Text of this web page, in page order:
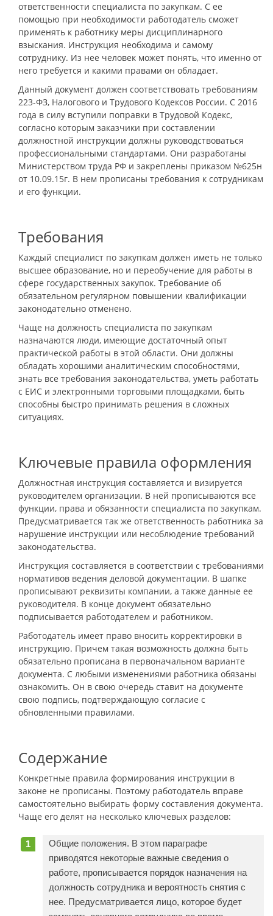
ответственности специалиста по закупкам. С ее
помощью при необходимости работодатель сможет
применять к работнику меры дисциплинарного
взыскания. Инструкция необходима и самому
сотруднику. Из нее человек может понять, что именно от
него требуется и какими правами он обладает.
Данный документ должен соответствовать требованиям
223-ФЗ, Налогового и Трудового Кодексов России. С 2016
года в силу вступили поправки в Трудовой Кодекс,
согласно которым заказчики при составлении
должностной инструкции должны руководствоваться
профессиональными стандартами. Они разработаны
Министерством труда РФ и закреплены приказом №625н
от 10.09.15г. В нем прописаны требования к сотрудникам
и его функции.
Требования
Каждый специалист по закупкам должен иметь не только
высшее образование, но и переобучение для работы в
сфере государственных закупок. Требование об
обязательном регулярном повышении квалификации
законодательно отменено.
Чаще на должность специалиста по закупкам
назначаются люди, имеющие достаточный опыт
практической работы в этой области. Они должны
обладать хорошими аналитическим способностями,
знать все требования законодательства, уметь работать
с ЕИС и электронными торговыми площадками, быть
способны быстро принимать решения в сложных
ситуациях.
Ключевые правила оформления
Должностная инструкция составляется и визируется
руководителем организации. В ней прописываются все
функции, права и обязанности специалиста по закупкам.
Предусматривается так же ответственность работника за
нарушение инструкции или несоблюдение требований
законодательства.
Инструкция составляется в соответствии с требованиями
нормативов ведения деловой документации. В шапке
прописывают реквизиты компании, а также данные ее
руководителя. В конце документ обязательно
подписывается работодателем и работником.
Работодатель имеет право вносить корректировки в
инструкцию. Причем такая возможность должна быть
обязательно прописана в первоначальном варианте
документа. С любыми изменениями работника обязаны
ознакомить. Он в свою очередь ставит на документе
свою подпись, подтверждающую согласие с
обновленными правилами.
Содержание
Конкретные правила формирования инструкции в
законе не прописаны. Поэтому работодатель вправе
самостоятельно выбирать форму составления документа.
Чаще его делят на несколько ключевых разделов:
Общие положения. В этом параграфе
приводятся некоторые важные сведения о
работе, прописывается порядок назначения на
должность сотрудника и вероятность снятия с
нее. Предусматривается лицо, которое будет